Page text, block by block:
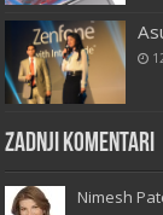
Zadnji komentari
Nimesh